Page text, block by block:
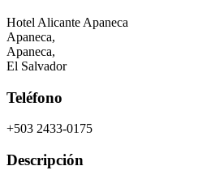
Hotel Alicante Apaneca
Apaneca,
Apaneca,
El Salvador
Teléfono
+503 2433-0175
Descripción